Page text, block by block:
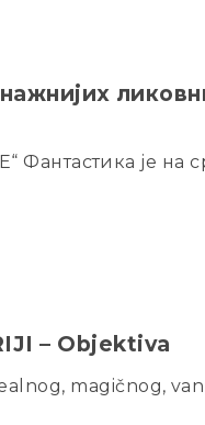
је на
– Objektiva
magičnog,